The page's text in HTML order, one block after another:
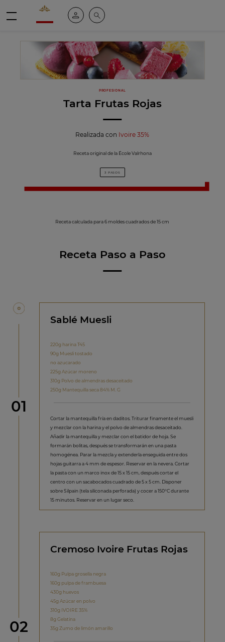
Valrhona - Imaginons le meilleur du chocolat
Mi cuentaBuscar
PROFESIONAL
Tarta Frutas Rojas
Realizada con Ivoire 35%
Receta original de la École Valrhona
3 PASOS
Receta calculada para 6 moldes cuadrados de 15 cm
Receta Paso a Paso
Paso
01
Sablé Muesli
220g harina T45
90g Muesli tostado
no azucarado
225g Azúcar moreno
310g Polvo de almendras desaceitado
250g Mantequilla seca 84% M. G
Cortar la mantequilla fría en daditos. Triturar finamente el muesli
y mezclar con la harina y el polvo de almendras desaceitado.
Añadir la mantequilla y mezclar con el batidor de hoja. Se
formarán bolitas, después se transformarán en una pasta
homogénea. Parar la mezcla y extenderla enseguida entre dos
hojas guitarra a 4 mm de espesor. Reservar en la nevera. Cortar
la pasta con un marco inox de 15 x 15 cm, después cortar el
centro con un sacabocados cuadrado de 5 x 5 cm. Disponer
sobre Silpain (tela siliconada perforada) y cocer a 150°C durante
15 minutos. Reservar en un lugar seco.
Paso
02
Cremoso Ivoire Frutas Rojas
160g Pulpa grosella negra
160g pulpa de frambuesa
430g huevos
45g Azúcar en polvo
310g IVOIRE 35%
8g Gelatina
35g Zumo de limón amarillo